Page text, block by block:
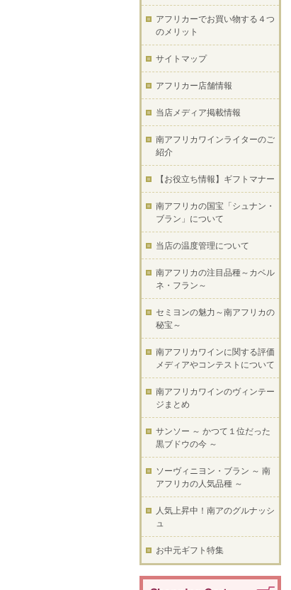
アフリカーでお買い物する４つ
のメリット
サイトマップ
アフリカー店舗情報
当店メディア掲載情報
南アフリカワインライターのご
紹介
【お役立ち情報】ギフトマナー
南アフリカの国宝「シュナン・
ブラン」について
当店の温度管理について
南アフリカの注目品種～カベル
ネ・フラン～
セミヨンの魅力～南アフリカの
秘宝～
南アフリカワインに関する評価
メディアやコンテストについて
南アフリカワインのヴィンテー
ジまとめ
サンソー ～ かつて１位だった
黒ブドウの今 ～
ソーヴィニヨン・ブラン ～ 南
アフリカの人気品種 ～
人気上昇中！南アのグルナッシ
ュ
お中元ギフト特集